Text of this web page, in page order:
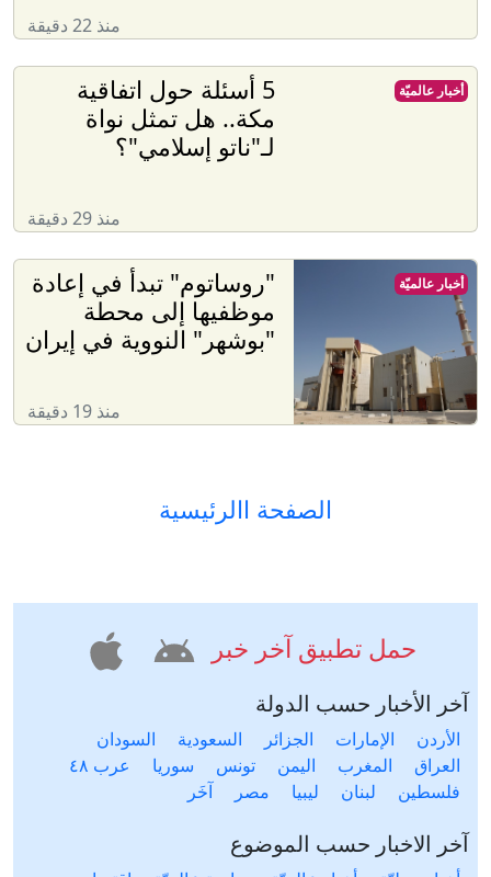
منذ 22 دقيقة
5 أسئلة حول اتفاقية
مكة.. هل تمثل نواة
لـ"ناتو إسلامي"؟
منذ 29 دقيقة
أخبار عالميّة
"روساتوم" تبدأ في إعادة
موظفيها إلى محطة
"بوشهر" النووية في إيران
منذ 19 دقيقة
أخبار عالميّة
الصفحة االرئيسية
حمل تطبيق آخر خبر
آخر الأخبار حسب الدولة
الأردن الإمارات الجزائر السعودية
السودان
العراق
المغرب اليمن تونس سوريا
عرب ٤٨
فلسطين
لبنان ليبيا مصر آخَر
آخر الاخبار حسب الموضوع